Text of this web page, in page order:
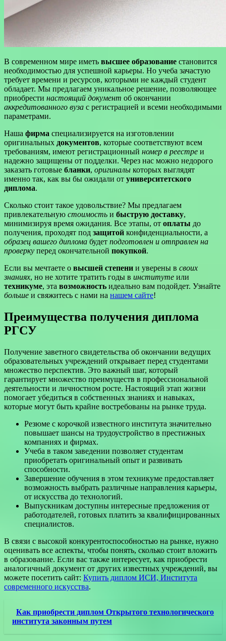
В современном мире иметь высшее образование становится
необходимостью для успешной карьеры. Но учеба зачастую
требует времени и ресурсов, которыми не каждый студент
обладает. Мы предлагаем уникальное решение, позволяющее
приобрести настоящий документ об окончании
аккредитованного вуза с регистрацией и всеми необходимыми
параметрами.
Наша фирма специализируется на изготовлении
оригинальных документов, которые соответствуют всем
требованиям, имеют регистрационный номер в реестре и
надежно защищены от подделки. Через нас можно недорого
заказать готовые бланки, оригиналы которых выглядят
именно так, как вы бы ожидали от университетского
диплома.
Сколько стоит такое удовольствие? Мы предлагаем
привлекательную стоимость и быструю доставку,
минимизируя время ожидания. Все этапы, от оплаты до
получения, проходят под защитой конфиденциальности, а
образец вашего диплома будет подготовлен и отправлен на
проверку перед окончательной покупкой.
Если вы мечтаете о высшей степени и уверены в своих
знаниях, но не хотите тратить годы в институте или
техникуме, эта возможность идеально вам подойдет. Узнайте
больше и свяжитесь с нами на нашем сайте!
Преимущества получения диплома
РГСУ
Получение заветного свидетельства об окончании ведущих
образовательных учреждений открывает перед студентами
множество перспектив. Это важный шаг, который
гарантирует множество преимуществ в профессиональной
деятельности и личностном росте. Настоящий этап жизни
помогает убедиться в собственных знаниях и навыках,
которые могут быть крайне востребованы на рынке труда.
Резюме с корочкой известного института значительно
повышает шансы на трудоустройство в престижных
компаниях и фирмах.
Учеба в таком заведении позволяет студентам
приобретать оригинальный опыт и развивать
способности.
Завершение обучения в этом техникуме предоставляет
возможность выбрать различные направления карьеры,
от искусства до технологий.
Выпускникам доступны интересные предложения от
работодателей, готовых платить за квалифицированных
специалистов.
В связи с высокой конкурентоспособностью на рынке, нужно
оценивать все аспекты, чтобы понять, сколько стоит вложить
в образование. Если вас также интересует, как приобрести
аналогичный документ от других известных учреждений, вы
можете посетить сайт: Купить диплом ИСИ, Института
современного искусства.
Как приобрести диплом Открытого технологического
института законным путем